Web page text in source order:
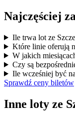
Najczęściej
Ile trwa lot ze
Które linie oferują
W jakich
Czy są
Ile wcześniej być
Sprawdź ceny biletów
Inne loty ze